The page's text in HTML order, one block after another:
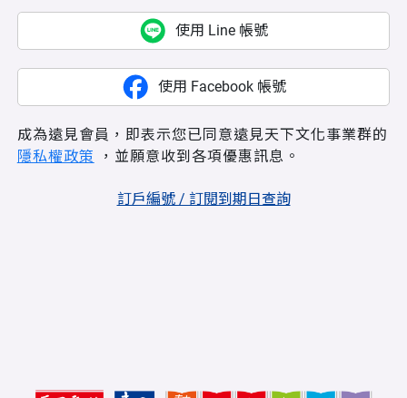
使用 Line 帳號
使用 Facebook 帳號
成為遠見會員，即表示您已同意遠見天下文化事業群的
隱私權政策 ，並願意收到各項優惠訊息。
訂戶編號 / 訂閱到期日查詢